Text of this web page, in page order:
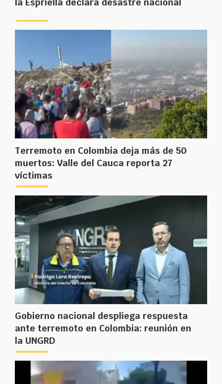
Terremoto en Colombia deja más de 50
muertos: Valle del Cauca reporta 27
víctimas
Gobierno nacional despliega respuesta
ante terremoto en Colombia: reunión en
la UNGRD